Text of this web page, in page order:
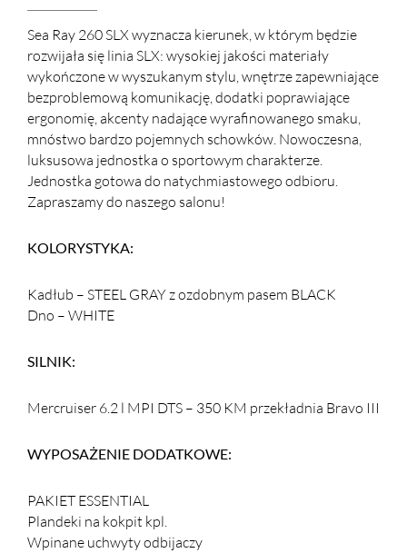
Sea Ray 260 SLX wyznacza kierunek, w którym będzie
rozwijała się linia SLX: wysokiej jakości materiały
wykończone w wyszukanym stylu, wnętrze zapewniające
bezproblemową komunikację, dodatki poprawiające
ergonomię, akcenty nadające wyrafinowanego smaku,
mnóstwo bardzo pojemnych schowków. Nowoczesna,
luksusowa jednostka o sportowym charakterze.
Jednostka gotowa do natychmiastowego odbioru.
Zapraszamy do naszego salonu!
KOLORYSTYKA:
Kadłub – STEEL GRAY z ozdobnym pasem BLACK
Dno – WHITE
SILNIK:
Mercruiser 6.2 l MPI DTS – 350 KM przekładnia Bravo III
WYPOSAŻENIE DODATKOWE:
PAKIET ESSENTIAL
Plandeki na kokpit kpl.
Wpinane uchwyty odbijaczy